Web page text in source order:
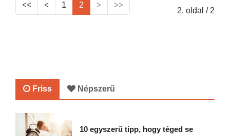
1 2
2. oldal / 2
Friss Népszerű
10 egyszerű tipp, hogy téged se